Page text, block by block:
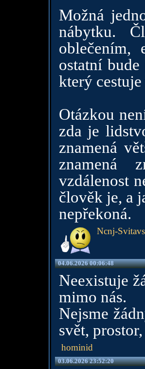
Možná
nábytku.
oblečením,
ostatní
který
Otázkou
zda je
znamená
znamená
vzdálenost
člověk je, a
nepřekoná.
Ncnj-
04.06.2026 00:06:48
Neexistuje
mimo nás.
Nejsme
svět,
hominid
03.06.2026 23:52:20